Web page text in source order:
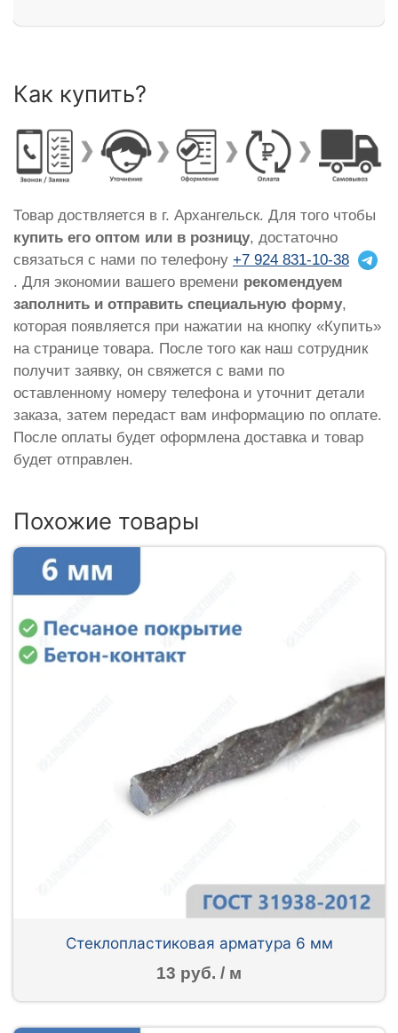
Как купить?
Товар доствляется в г. Архангельск. Для того чтобы
купить его оптом или в розницу, достаточно
связаться с нами по телефону +7 924 831-10-38
. Для экономии вашего времени рекомендуем
заполнить и отправить специальную форму,
которая появляется при нажатии на кнопку «Купить»
на странице товара. После того как наш сотрудник
получит заявку, он свяжется с вами по
оставленному номеру телефона и уточнит детали
заказа, затем передаст вам информацию по оплате.
После оплаты будет оформлена доставка и товар
будет отправлен.
Похожие товары
Стеклопластиковая арматура 6 мм
13 руб. / м